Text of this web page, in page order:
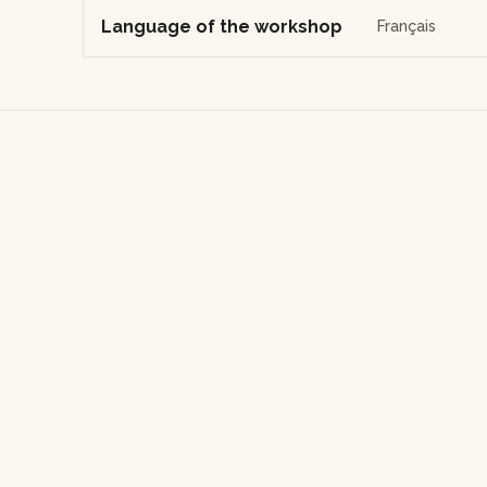
Language of the workshop Français